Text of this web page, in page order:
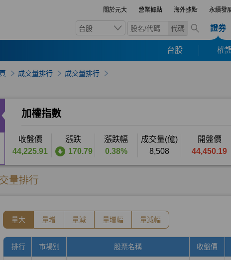
關於元大 營業據點 海外據點 永續發
台股 代碼 證券
台股 權
成交量排行 成交量排行